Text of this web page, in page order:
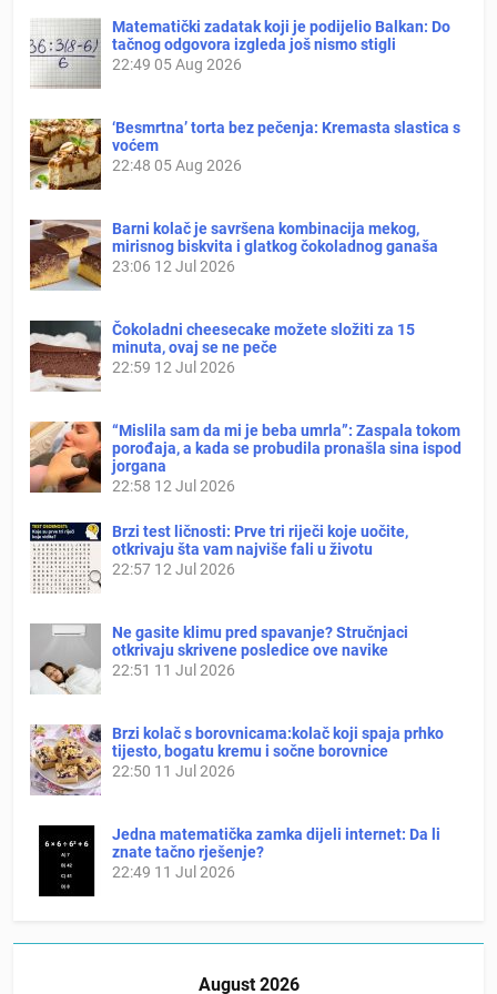
Matematički zadatak koji je podijelio Balkan: Do
tačnog odgovora izgleda još nismo stigli
22:49 05 Aug 2026
‘Besmrtna’ torta bez pečenja: Kremasta slastica s
voćem
22:48 05 Aug 2026
Barni kolač je savršena kombinacija mekog,
mirisnog biskvita i glatkog čokoladnog ganaša
23:06 12 Jul 2026
Čokoladni cheesecake možete složiti za 15
minuta, ovaj se ne peče
22:59 12 Jul 2026
“Mislila sam da mi je beba umrla”: Zaspala tokom
porođaja, a kada se probudila pronašla sina ispod
jorgana
22:58 12 Jul 2026
Brzi test ličnosti: Prve tri riječi koje uočite,
otkrivaju šta vam najviše fali u životu
22:57 12 Jul 2026
Ne gasite klimu pred spavanje? Stručnjaci
otkrivaju skrivene posledice ove navike
22:51 11 Jul 2026
Brzi kolač s borovnicama:kolač koji spaja prhko
tijesto, bogatu kremu i sočne borovnice
22:50 11 Jul 2026
Jedna matematička zamka dijeli internet: Da li
znate tačno rješenje?
22:49 11 Jul 2026
August 2026